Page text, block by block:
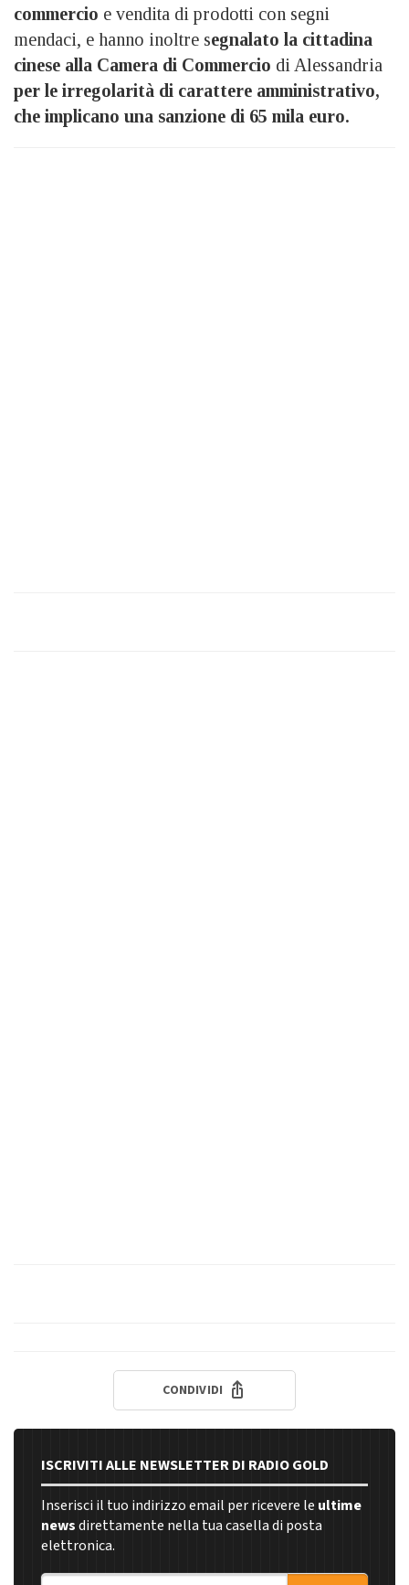
commercio e vendita di prodotti con segni
mendaci, e hanno inoltre segnalato la cittadina
cinese alla Camera di Commercio di Alessandria
per le irregolarità di carattere amministrativo,
che implicano una sanzione di 65 mila euro.
CONDIVIDI
ISCRIVITI ALLE NEWSLETTER DI RADIO GOLD
Inserisci il tuo indirizzo email per ricevere le ultime
newsdirettamente nella tua casella di posta
elettronica.